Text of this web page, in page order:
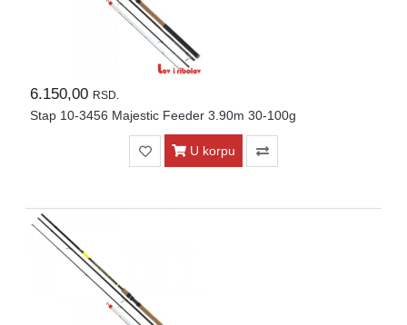
6.150,00 RSD.
Stap 10-3456 Majestic Feeder 3.90m 30-100g
U korpu